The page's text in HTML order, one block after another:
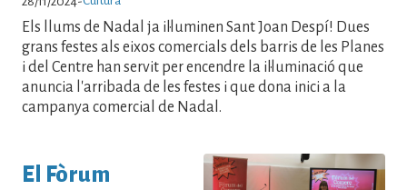
Els llums de Nadal ja il·luminen Sant Joan Despí! Dues
grans festes als eixos comercials dels barris de les Planes
i del Centre han servit per encendre la il·luminació que
anuncia l'arribada de les festes i que dona inici a la
campanya comercial de Nadal.
El Fòrum